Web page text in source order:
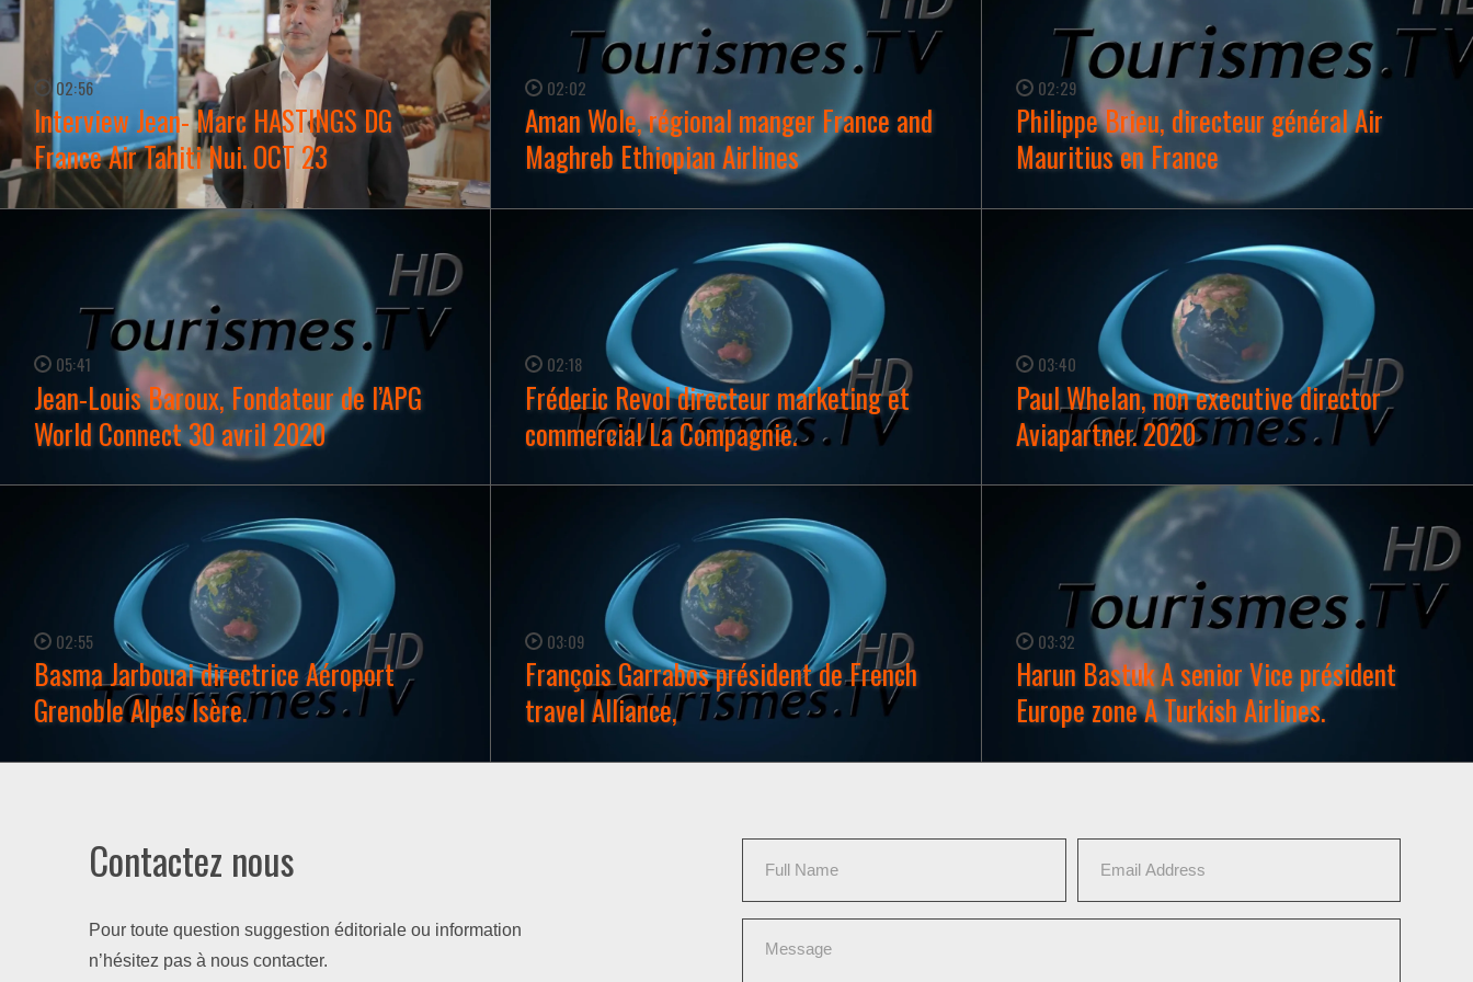
02:56
Interview Jean- Marc HASTINGS DG
France Air Tahiti Nui. OCT 23
WATCH NOW →
02:02
Aman Wole, régional manger France and
Maghreb Ethiopian Airlines
02:29
Philippe Brieu, directeur général Air
Mauritius en France
05:41
Jean-Louis Baroux, Fondateur de l’APG
World Connect 30 avril 2020
02:18
Fréderic Revol directeur marketing et
commercial La Compagnie.
03:40
Paul Whelan, non executive director
Aviapartner. 2020
02:55
Basma Jarbouai directrice Aéroport
Grenoble Alpes Isère.
03:09
François Garrabos président de French
travel Alliance,
03:32
Harun Bastuk A senior Vice président
Europe zone A Turkish Airlines.
Contactez nous
Pour toute question suggestion éditoriale ou information
n’hésitez pas à nous contacter.